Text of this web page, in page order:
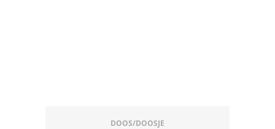
DOOS/DOOSJE